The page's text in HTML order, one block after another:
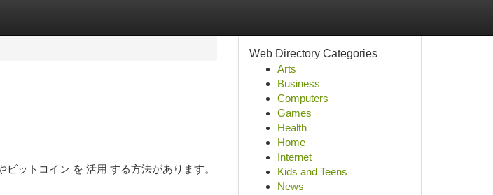
ットコイン を 活用 する方法があります。
Web Directory Categories
Arts
Business
Computers
Games
Health
Home
Internet
Kids and Teens
News